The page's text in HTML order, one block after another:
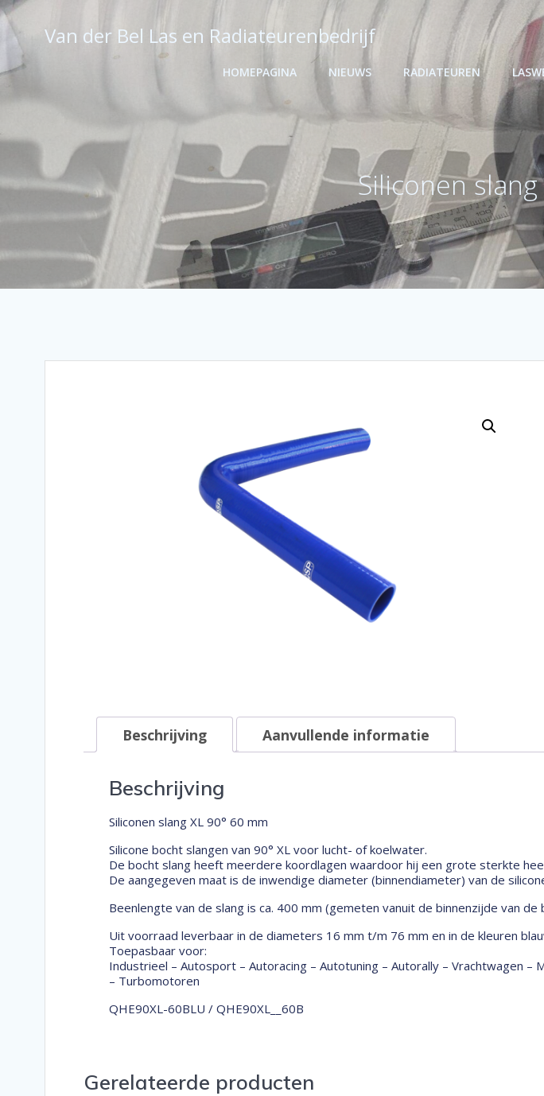
Ga
naar
inhoud
Van der Bel Las en Radiateurenbedrijf
HOMEPAGINA NIEUWS RADIATEUREN
Siliconen
Beschrijving Aanvullende informatie
Beschrijving
Siliconen slang XL 90° 60 mm
Silicone bocht slangen van 90° XL voor lucht- of koelwater.
De bocht slang heeft meerdere koordlagen waardoor hij een grote sterkte
De aangegeven maat is de inwendige diameter (binnendiameter) van de
Beenlengte van de slang is ca. 400 mm (gemeten vanuit de binnenzijde van de
Uit voorraad leverbaar in de diameters 16 mm t/m 76 mm en in de kleuren
Toepasbaar voor:
Industrieel – Autosport – Autoracing – Autotuning – Autorally – Vrachtwagen
– Turbomotoren
QHE90XL-60BLU / QHE90XL__60B
Gerelateerde producten